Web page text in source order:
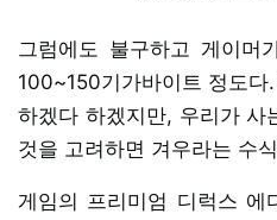
그럼에도 불구하고 게이머
100~150기가바이트 정도
하겠다 하겠지만, 우리가 사
것을 고려하면 겨우라는 수
게임의 프리미엄 디럭스 에